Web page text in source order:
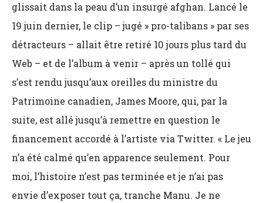
glissait dans la peau d’un insurgé afghan. Lancé le
19 juin dernier, le clip – jugé » pro-talibans » par ses
détracteurs – allait être retiré 10 jours plus tard du
Web – et de l’album à venir – après un tollé qui
s’est rendu jusqu’aux oreilles du ministre du
Patrimoine canadien, James Moore, qui, par la
suite, est allé jusqu’à remettre en question le
financement accordé à l’artiste via Twitter. « Le jeu
n’a été calmé qu’en apparence seulement. Pour
moi, l’histoire n’est pas terminée et je n’ai pas
envie d’exposer tout ça, tranche Manu. Je ne